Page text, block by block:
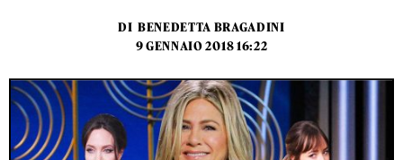
DI BENEDETTA BRAGADINI
9 GENNAIO 2018 16:22